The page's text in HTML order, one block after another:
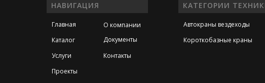
НАВИГАЦИЯ КАТЕГОРИИ
Главная
Каталог
Услуги
О компании
Документы
Контакты
Проекты
Автокраны вездеходы
Короткобазные краны